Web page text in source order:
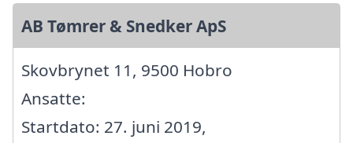
AB Tømrer & Snedker ApS
Skovbrynet 11, 9500 Hobro
Ansatte:
Startdato: 27. juni 2019,